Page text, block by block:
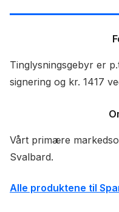
Tinglysningsgebyr er
signering og kr. 1417
Vårt primære
Svalbard.
Alle produktene til